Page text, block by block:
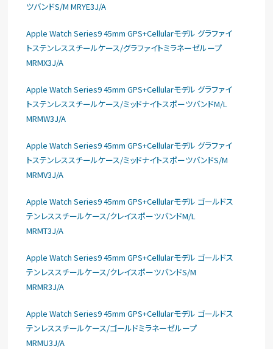
ツバンドS/M MRYE3J/A
Apple Watch Series9 45mm GPS+Cellularモデル グラファイ
トステンレススチールケース/グラファイトミラネーゼループ
MRMX3J/A
Apple Watch Series9 45mm GPS+Cellularモデル グラファイ
トステンレススチールケース/ミッドナイトスポーツバンドM/L
MRMW3J/A
Apple Watch Series9 45mm GPS+Cellularモデル グラファイ
トステンレススチールケース/ミッドナイトスポーツバンドS/M
MRMV3J/A
Apple Watch Series9 45mm GPS+Cellularモデル ゴールドス
テンレススチールケース/クレイスポーツバンドM/L
MRMT3J/A
Apple Watch Series9 45mm GPS+Cellularモデル ゴールドス
テンレススチールケース/クレイスポーツバンドS/M
MRMR3J/A
Apple Watch Series9 45mm GPS+Cellularモデル ゴールドス
テンレススチールケース/ゴールドミラネーゼループ
MRMU3J/A